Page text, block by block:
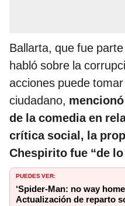
Ballarta, que fue
habló sobre la
acciones puede
ciudadano,
de la comedia en
crítica social, la
Chespirito fue “de
PUEDES VER:
‘Spider-Man: no way
Actualización de reparto